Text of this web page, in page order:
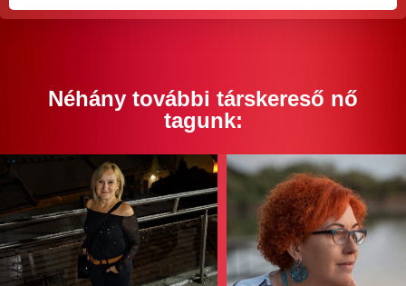
Néhány további társkereső nő
tagunk: